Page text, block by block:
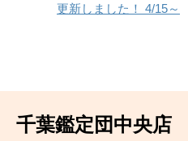
更新しました！ 4/15～
千葉鑑定団中央店